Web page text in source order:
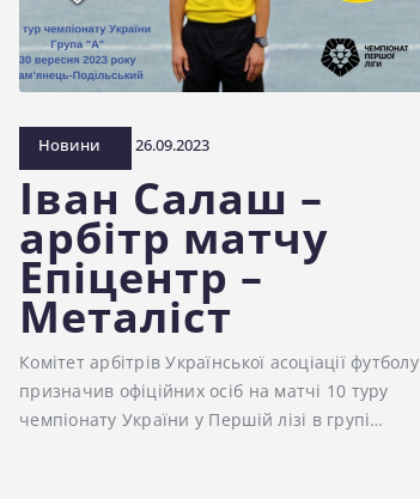
Новини 26.09.2023
Іван Салаш –
арбітр матчу
Епіцентр –
Металіст
Комітет арбітрів Української асоціації футболу
призначив офіційних осіб на матчі 10 туру
чемпіонату України у Першій лізі в групі…